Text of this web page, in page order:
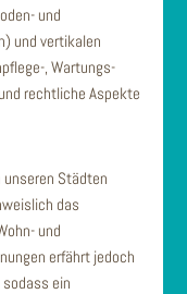
und
und vertikalen
, Wartungs-
rechtliche Aspekte
unseren Städten
das
und
erfährt jedoch
ein